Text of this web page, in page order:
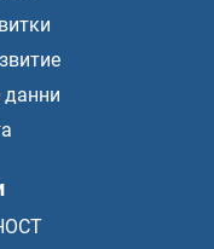
данни